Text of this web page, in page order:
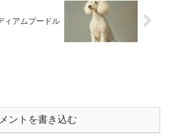
ィアムプードル
ントを書き込む